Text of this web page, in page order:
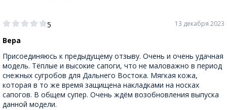
5
Вера
13 декабря 2023
Присоединяюсь к предыдущему отзыву. Очень и очень удачная
модель. Тёплые и высокие сапоги, что не маловажно в период
снежных сугробов для Дальнего Востока. Мягкая кожа,
которая в то же время защищена накладками на носках
сапогов. В общем супер. Очень ждём возобновления выпуска
данной модели.